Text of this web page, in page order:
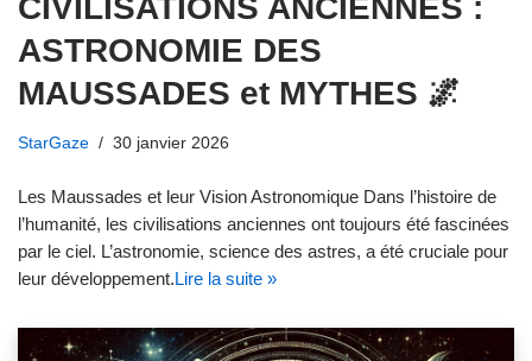
CIVILISATIONS ANCIENNES :
ASTRONOMIE DES
MAUSSADES et MYTHES 🌌
StarGaze 30 janvier 2026
Les Maussades et leur Vision Astronomique Dans l’histoire de
l’humanité, les civilisations anciennes ont toujours été fascinées
par le ciel. L’astronomie, science des astres, a été cruciale pour
leur développement.Lire la suite »